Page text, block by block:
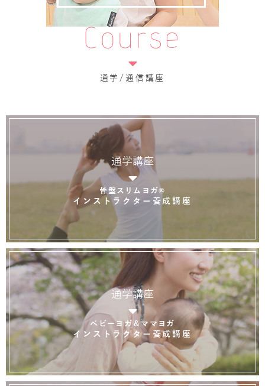
Course
通学/通信講座
通学講座
骨盤スリムヨガ®
インストラクター養成講座
通学講座
ベビーヨガ＆ママヨガ
インストラクター養成講座